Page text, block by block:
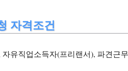
자격조건
유직업소득자(프리랜서), 파견근